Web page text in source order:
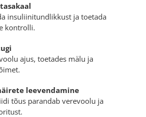
insuliinitundlikkust ja toetada
kontrolli.
ajus, toetades mälu ja
leevendamine
tõus parandab verevoolu ja